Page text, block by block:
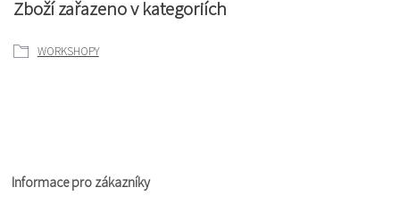
Zboží zařazeno v kategoriích
WORKSHOPY
Informace pro zákazníky